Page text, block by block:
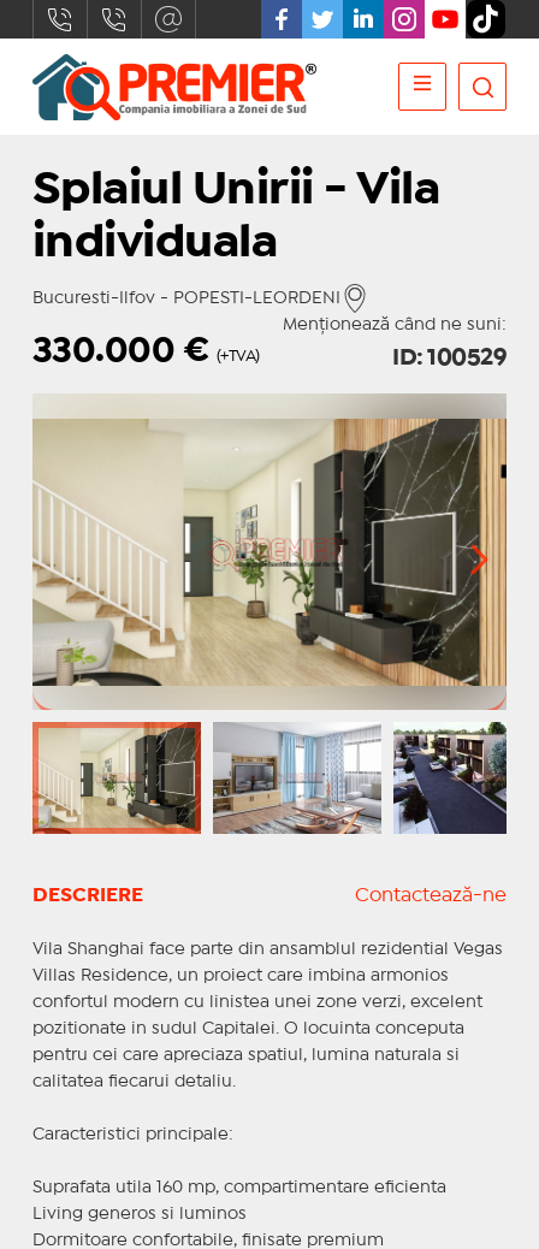
Splaiul Unirii - Vila
individuala
Bucuresti-Ilfov - POPESTI-LEORDENI
Menționează când ne suni:
330.000 € (+TVA) ID: 100529
DESCRIERE Contactează-ne
Vila Shanghai face parte din ansamblul rezidential Vegas
Villas Residence, un proiect care imbina armonios
confortul modern cu linistea unei zone verzi, excelent
pozitionate in sudul Capitalei. O locuinta conceputa
pentru cei care apreciaza spatiul, lumina naturala si
calitatea fiecarui detaliu.
Caracteristici principale:
Suprafata utila 160 mp, compartimentare eficienta
Living generos si luminos
Dormitoare confortabile, finisate premium